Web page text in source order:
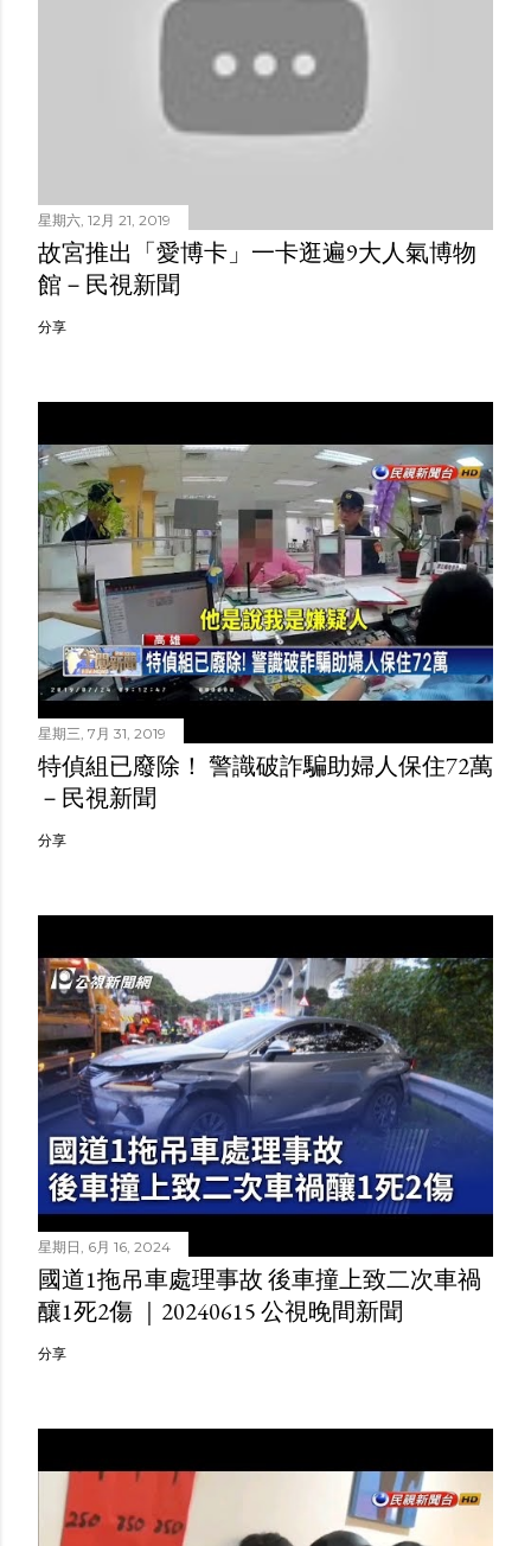
星期六, 12月 21, 2019
故宮推出「愛博卡」一卡逛遍9大人氣博物
館－民視新聞
分享
星期三, 7月 31, 2019
特偵組已廢除！ 警識破詐騙助婦人保住72萬
－民視新聞
分享
星期日, 6月 16, 2024
國道1拖吊車處理事故 後車撞上致二次車禍
釀1死2傷 ｜20240615 公視晚間新聞
分享